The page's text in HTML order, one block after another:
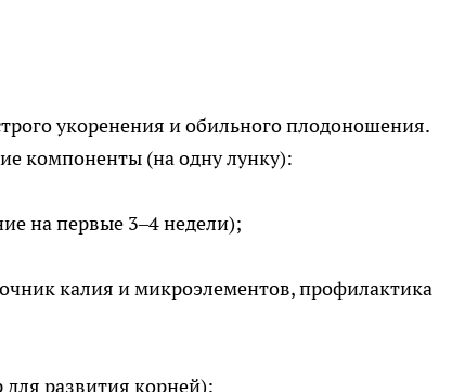
укоренения и обильного плодоношения.
компоненты (на одну лунку):
на первые 3–4 недели);
калия и микроэлементов, профилактика
развития корней);